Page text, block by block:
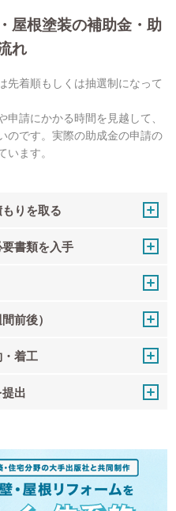
屋根塗装の補助金・助
れ
先着順もしくは抽選制になって
請にかかる時間を見越して、
のです。実際の助成金の申請の
ます。
りを取る
書類を入手
前後）
着工
出